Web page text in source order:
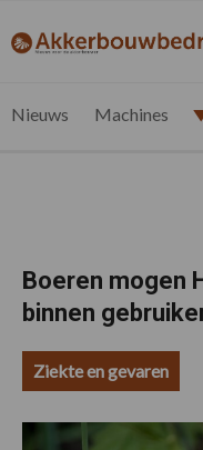
de
de
de
de
akkerbouwbedrijf.nl
Nieuws Machines
Boeren mogen
binnen
Ziekte en gevaren